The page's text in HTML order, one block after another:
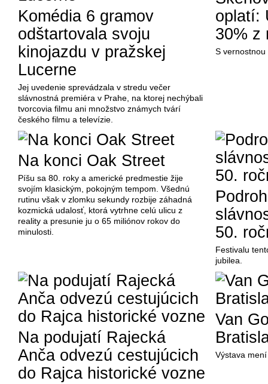
Komédia 6 gramov
odštartovala svoju
kinojazdu v pražskej
Lucerne
Jej uvedenie sprevádzala v stredu večer
slávnostná premiéra v Prahe, na ktorej nechýbali
tvorcovia filmu ani množstvo známych tvárí
českého filmu a televízie.
oplatí:
30% z
S
Na konci Oak Street
Píšu sa 80. roky a americké predmestie žije
svojím klasickým, pokojným tempom. Všednú
rutinu však v zlomku sekundy rozbije záhadná
kozmická udalosť, ktorá vytrhne celú ulicu z
reality a presunie ju o 65 miliónov rokov do
minulosti.
50.
Festivalu
jubilea.
Na podujatí Rajecká
Anča odvezú cestujúcich
do Rajca historické vozne
Van
Výstava